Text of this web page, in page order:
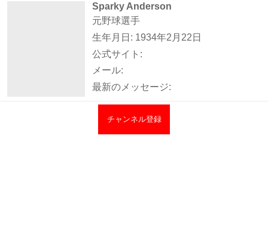
Sparky Anderson
元野球選手
生年月日: 1934年2月22日
公式サイト:
メール:
最新のメッセージ:
チャンネル登録